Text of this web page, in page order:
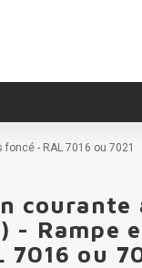
- RAL 7016 ou 7021
- Rampe
7016 ou